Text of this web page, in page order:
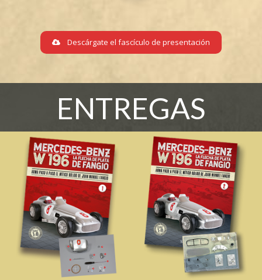
Descárgate el fascículo de presentación
ENTREGAS